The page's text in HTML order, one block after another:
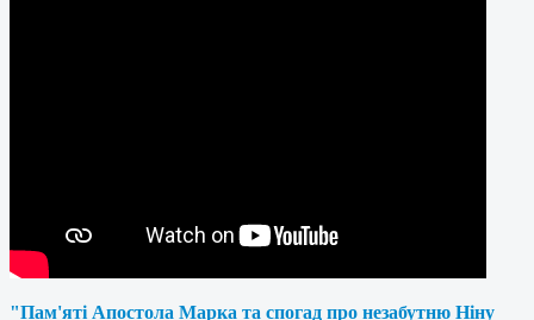
"Пам'яті Апостола Марка та спогад про незабутню Ніну